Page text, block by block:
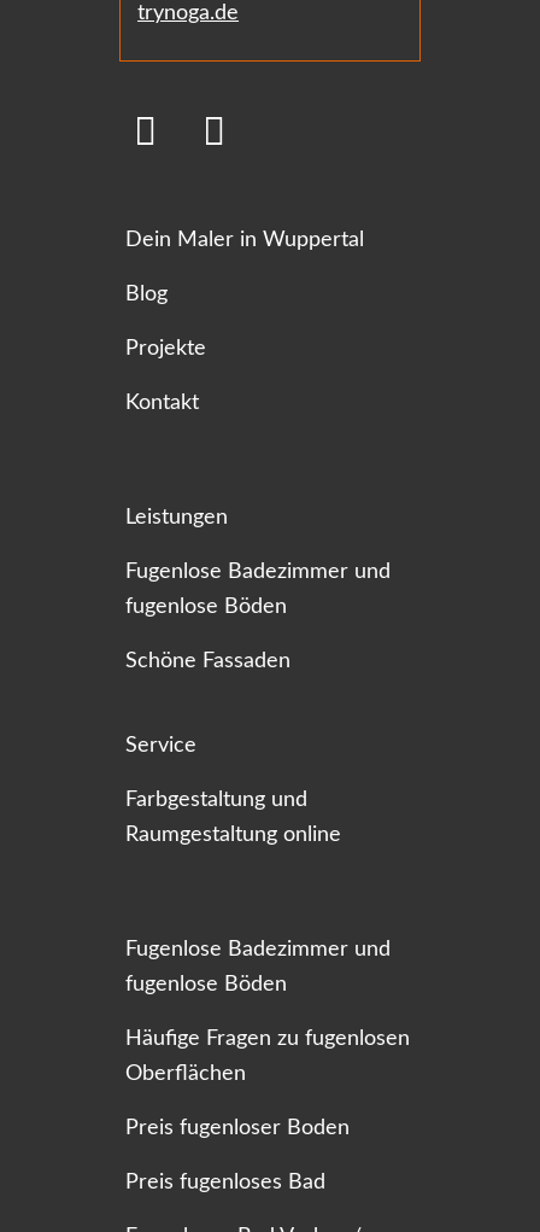
trynoga.de
Dein Maler in Wuppertal
Blog
Projekte
Kontakt
Leistungen
Fugenlose Badezimmer und
fugenlose Böden
Schöne Fassaden
Service
Farbgestaltung und
Raumgestaltung online
Fugenlose Badezimmer und
fugenlose Böden
Häufige Fragen zu fugenlosen
Oberflächen
Preis fugenloser Boden
Preis fugenloses Bad